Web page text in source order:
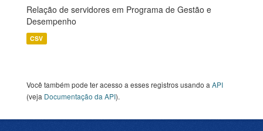
Relação de servidores em Programa de Gestão e
Desempenho
CSV
Você também pode ter acesso a esses registros usando a API
(veja Documentação da API).